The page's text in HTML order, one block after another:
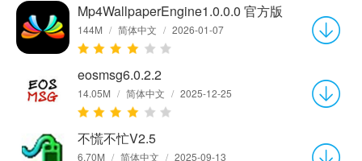
Mp4WallpaperEngine1.0.0.0 官方版
144M / 简体中文 / 2026-01-07
eosmsg6.0.2.2
14.05M / 简体中文 / 2025-12-25
不慌不忙V2.5
6.70M / 简体中文 / 2025-09-13